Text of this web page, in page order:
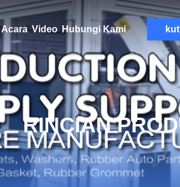
Acara Video Hubungi Kami
RINCIAN